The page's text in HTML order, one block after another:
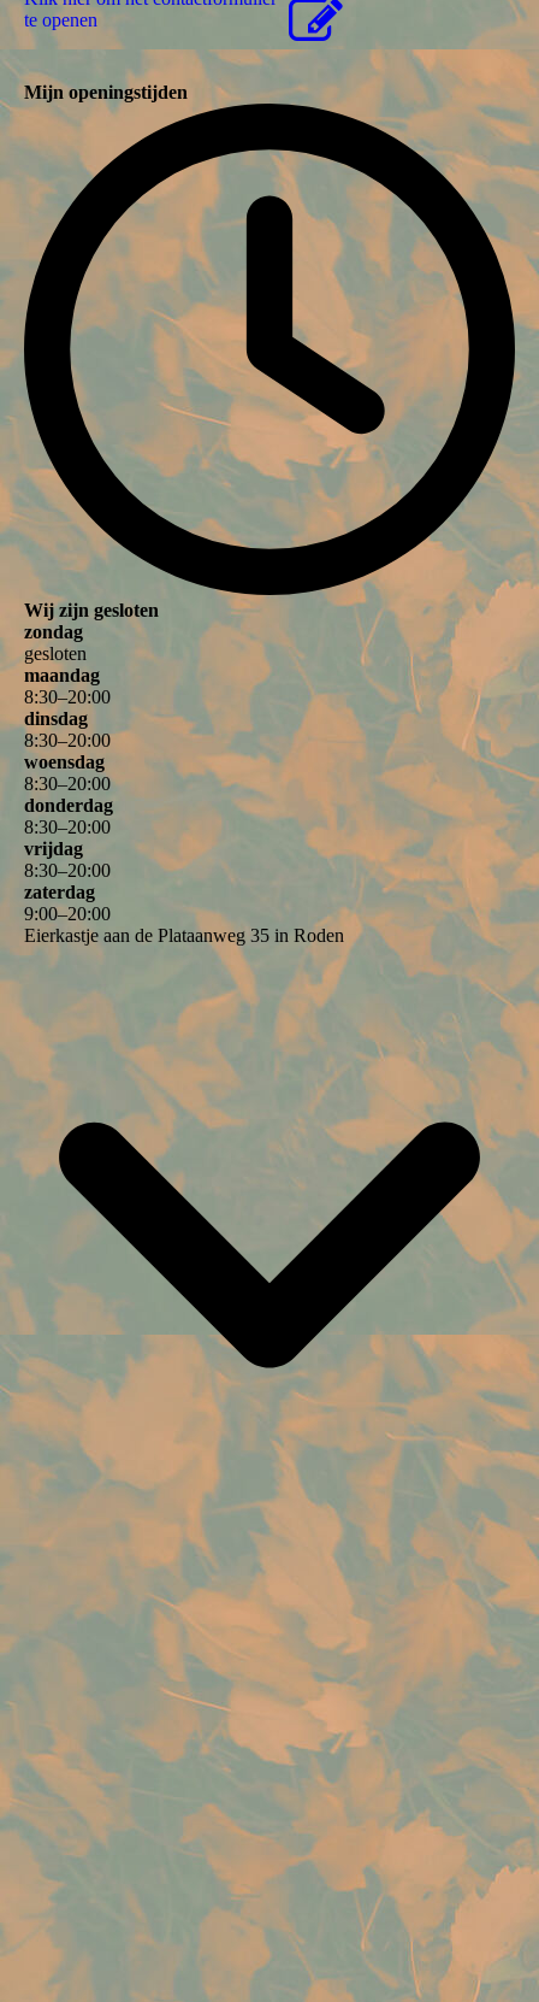
te openen
Mijn openingstijden
Wij zijn gesloten
zondag
gesloten
maandag
8:30–20:00
dinsdag
8:30–20:00
woensdag
8:30–20:00
donderdag
8:30–20:00
vrijdag
8:30–20:00
zaterdag
9:00–20:00
Eierkastje aan de Plataanweg 35 in Roden